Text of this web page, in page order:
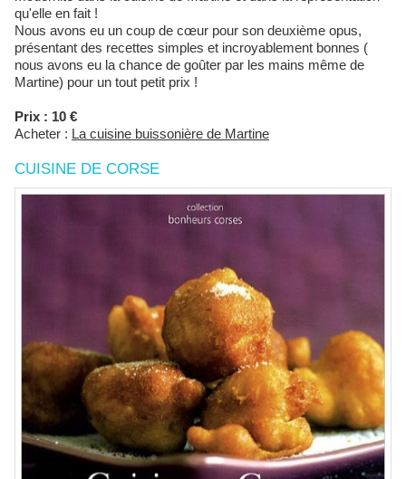
qu'elle en fait !
Nous avons eu un coup de cœur pour son deuxième opus,
présentant des recettes simples et incroyablement bonnes (
nous avons eu la chance de goûter par les mains même de
Martine) pour un tout petit prix !
Prix : 10 €
Acheter : La cuisine buissonière de Martine
CUISINE DE CORSE